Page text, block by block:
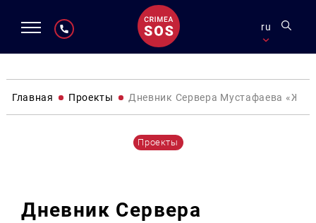
ru
Главная Проекты Дневник Сервера Мустафаева
Проекты
Дневник Сервера